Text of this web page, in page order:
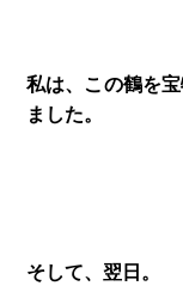
私は、この鶴を
ました。
そして、翌日。